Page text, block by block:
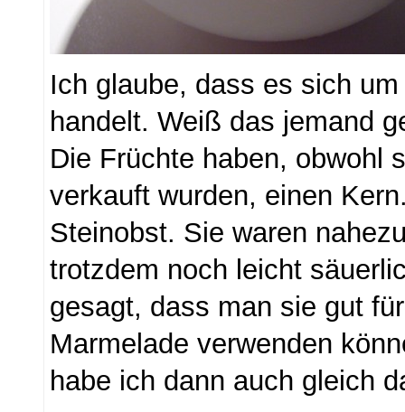
Ich glaube, dass es sich
handelt. Weiß das jemand
Die Früchte haben, obwohl
verkauft wurden, einen
Steinobst. Sie waren
trotzdem noch leicht
gesagt, dass man sie gut
Marmelade verwenden
habe ich dann auch gleich